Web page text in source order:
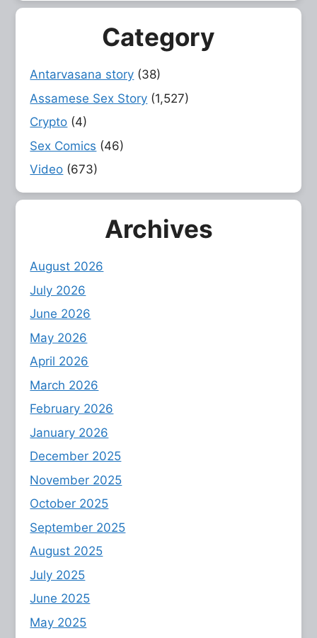
Category
Antarvasana story (38)
Assamese Sex Story (1,527)
Crypto (4)
Sex Comics (46)
Video (673)
Archives
August 2026
July 2026
June 2026
May 2026
April 2026
March 2026
February 2026
January 2026
December 2025
November 2025
October 2025
September 2025
August 2025
July 2025
June 2025
May 2025